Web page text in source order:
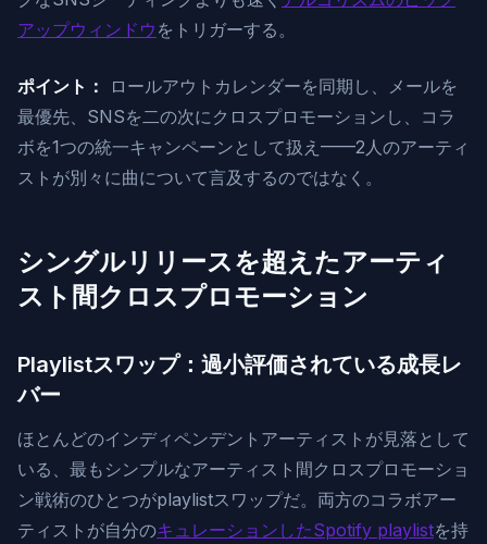
アップウィンドウ をトリガーする。
ポイント：
ロールアウトカレンダーを同期し、メールを
最優先、SNSを二の次にクロスプロモーションし、コラ
ボを1つの統一キャンペーンとして扱え——2人のアーティ
ストが別々に曲について言及するのではなく。
シングルリリースを超えたアーティ
スト間クロスプロモーション
Playlistスワップ：過小評価されている成長レ
バー
ほとんどのインディペンデントアーティストが見落として
いる、最もシンプルなアーティスト間クロスプロモーショ
ン戦術のひとつがplaylistスワップだ。両方のコラボアー
ティストが自分のキュレーションしたSpotify playlistを持